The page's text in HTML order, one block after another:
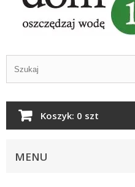
Koszyk: 0 szt
MENU